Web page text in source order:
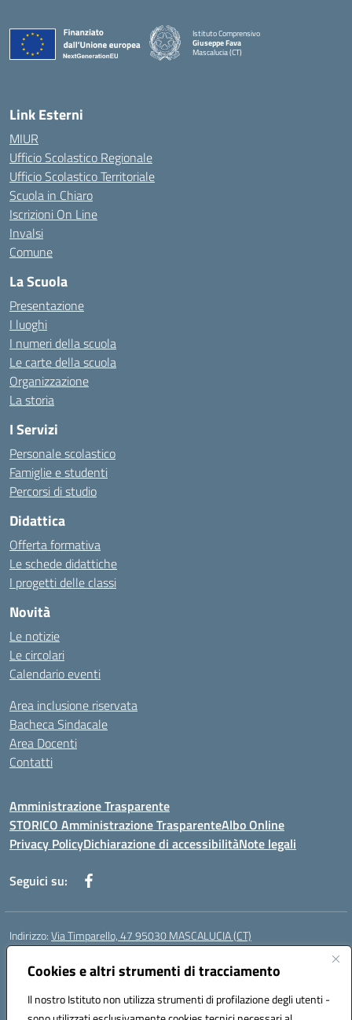
Cookies e altri strumenti di tracciamento
Il nostro Istituto non utilizza strumenti di profilazione degli utenti -
Istituto Comprensivo
Giuseppe Fava
Mascalucia (CT)
Link Esterni
MIUR
Ufficio Scolastico Regionale
Ufficio Scolastico Territoriale
Scuola in Chiaro
Iscrizioni On Line
Invalsi
Comune
La Scuola
Presentazione
I luoghi
I numeri della scuola
Le carte della scuola
Organizzazione
La storia
I Servizi
Personale scolastico
Famiglie e studenti
Percorsi di studio
Didattica
Offerta formativa
Le schede didattiche
I progetti delle classi
Novità
Le notizie
Le circolari
Calendario eventi
Area inclusione riservata
Bacheca Sindacale
Area Docenti
Contatti
Amministrazione Trasparente
STORICO Amministrazione TrasparenteAlbo Online
Privacy PolicyDichiarazione di accessibilitàNote legali
Seguici su:
Indirizzo:Via Timparello, 47 95030 MASCALUCIA (CT)
Centralino:
Posta elettronica certificata (PEC):ctic8bc002@pec.istruzione.it
Codice fiscale: 93238350875
Codice meccanografico:ctic8bc002